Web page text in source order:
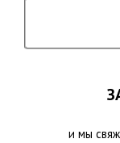
и мы